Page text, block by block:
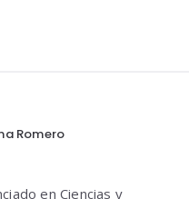
Romero
en Ciencias y